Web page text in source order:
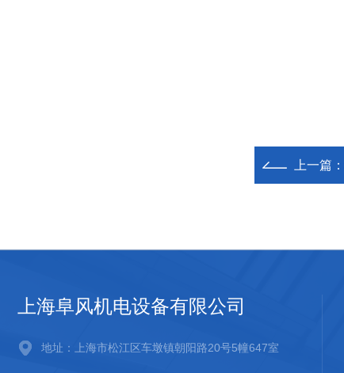
上一篇：
上海阜风机电设备有限公司
地址：上海市松江区车墩镇朝阳路20号5幢647室